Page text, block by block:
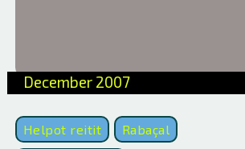
December 2007
Helpot reitit
Rabaçal